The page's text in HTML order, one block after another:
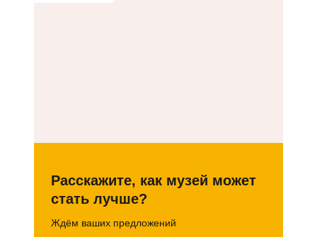
Расскажите, как музей может
стать лучше?
Ждём ваших предложений